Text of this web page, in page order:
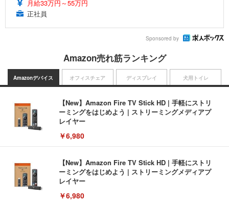
月給33万円～55万円
正社員
Sponsored by
Amazon売れ筋ランキング
Amazonデバイス
【New】Amazon Fire TV Stick HD | 手軽にストリ
ーミングをはじめよう | ストリーミングメディアプ
レイヤー
￥6,980
【New】Amazon Fire TV Stick HD | 手軽にストリ
ーミングをはじめよう | ストリーミングメディアプ
レイヤー
￥6,980
オフィスチェア ディスプレイ 犬用トイレ